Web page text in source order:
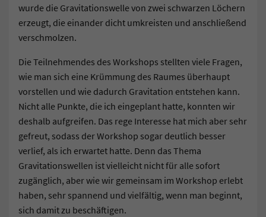
wurde die Gravitationswelle von zwei schwarzen Löchern
erzeugt, die einander dicht umkreisten und anschließend
verschmolzen.
Die Teilnehmendes des Workshops stellten viele Fragen,
wie man sich eine Krümmung des Raumes überhaupt
vorstellen und wie dadurch Gravitation entstehen kann.
Nicht alle Punkte, die ich eingeplant hatte, konnten wir
deshalb aufgreifen. Das rege Interesse hat mich aber sehr
gefreut, sodass der Workshop sogar deutlich besser
verlief, als ich erwartet hatte. Denn das Thema
Gravitationswellen ist vielleicht nicht für alle sofort
zugänglich, aber wie wir gemeinsam im Workshop erlebt
haben, sehr spannend und vielfältig, wenn man beginnt,
sich damit zu beschäftigen.